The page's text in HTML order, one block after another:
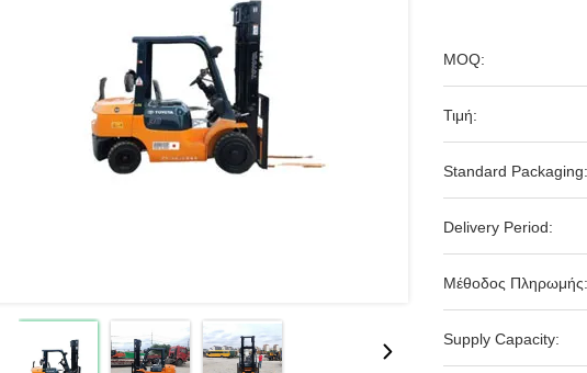
MOQ:
Τιμή:
Standard Packaging:
Delivery Period:
Μέθοδος Πληρωμής:
Supply Capacity: